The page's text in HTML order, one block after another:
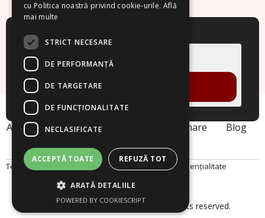
Cere un demo!
VREAU DEMO
Acasa Despre noi Webinare
Blog
© 2026 Smart Project Solutions. All rights reserved.
Termeni și Condiții Politica Cookies Politica de Confidențialitate
cu Politica noastră privind cookie-urile. Află
mai multe
STRICT NECESARE
DE PERFORMANȚĂ
DE TARGETARE
DE FUNCŢIONALITATE
NECLASIFICATE
ACCEPTĂ TOATE REFUZĂ TOT
ARATĂ DETALIILE
POWERED BY COOKIESCRIPT